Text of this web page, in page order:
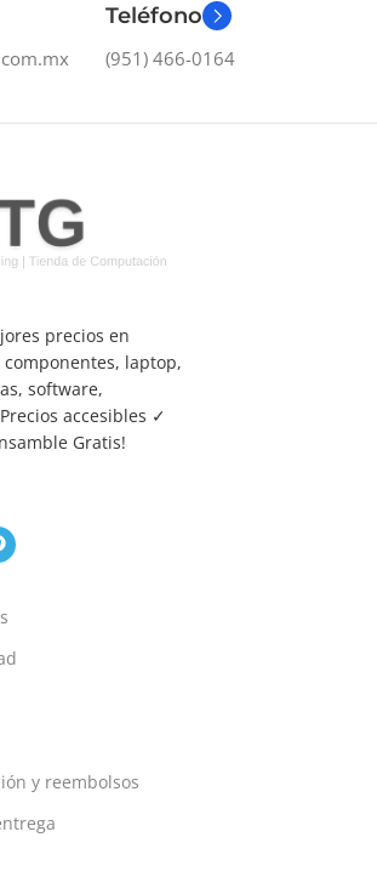
Teléfono
(951) 466-0164
precios en
componentes, laptop,
software,
accesibles ✓
Gratis!
y reembolsos